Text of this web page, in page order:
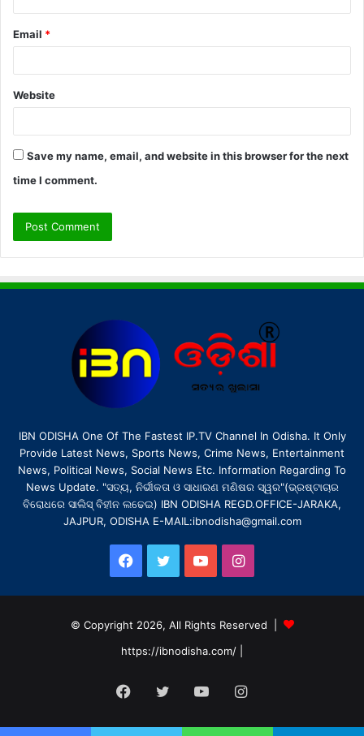
Email *
Website
Save my name, email, and website in this browser for the next
time I comment.
IBN ODISHA One Of The Fastest IP.TV Channel In Odisha. It Only
Provide Latest News, Sports News, Crime News, Entertainment
News, Political News, Social News Etc. Information Regarding To
News Update. "ସତ୍ୟ, ନିର୍ଭୀକତା ଓ ସାଧାରଣ ମଣିଷର ସ୍ୱର"(ଭ୍ରଷ୍ଟାଚାର
ବିରୋଧରେ ସାଲିସ୍ ବିହୀନ ଲଢେଇ) IBN ODISHA REGD.OFFICE-JARAKA,
JAJPUR, ODISHA E-MAIL:ibnodisha@gmail.com
Facebook
TwitterYouTubeInstagram
© Copyright 2026, All Rights Reserved |
https://ibnodisha.com/
Facebook
TwitterYouTubeInstagram